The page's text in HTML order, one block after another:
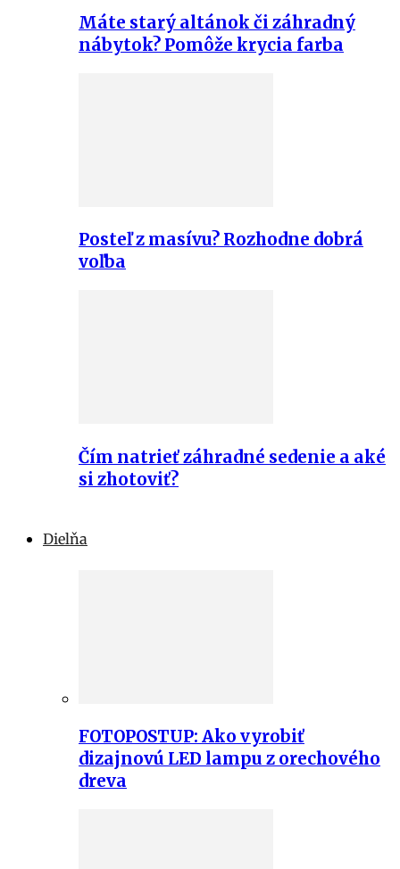
Máte starý altánok či záhradný
nábytok? Pomôže krycia farba
Posteľ z masívu? Rozhodne dobrá
voľba
Čím natrieť záhradné sedenie a aké
si zhotoviť?
Dielňa
FOTOPOSTUP: Ako vyrobiť
dizajnovú LED lampu z orechového
dreva